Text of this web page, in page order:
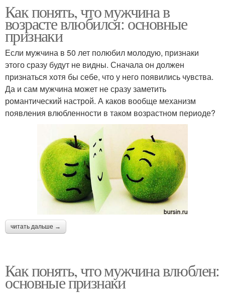
Как понять, что мужчина в
возрасте влюбился: основные
признаки
Если мужчина в 50 лет полюбил молодую, признаки
этого сразу будут не видны. Сначала он должен
признаться хотя бы себе, что у него появились чувства.
Да и сам мужчина может не сразу заметить
романтический настрой. А каков вообще механизм
появления влюбленности в таком возрастном периоде?
читать дальше →
Как понять, что мужчина влюблен:
основные признаки